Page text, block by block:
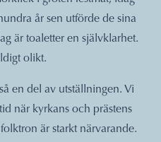
år sen utförde de sina
är toaletter en självklarhet.
olikt.
en del av utställningen. Vi
när kyrkans och prästens
är starkt närvarande.